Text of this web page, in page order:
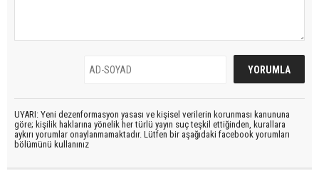
UYARI: Yeni dezenformasyon yasası ve kişisel verilerin korunması kanununa
göre; kişilik haklarına yönelik her türlü yayın suç teşkil ettiğinden, kurallara
aykırı yorumlar onaylanmamaktadır. Lütfen bir aşağıdaki facebook yorumları
bölümünü kullanınız